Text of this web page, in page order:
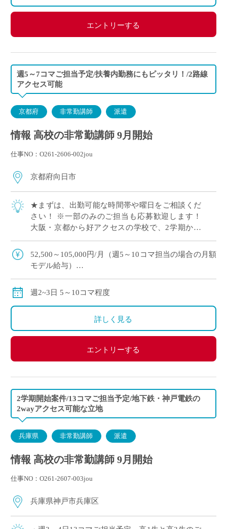
エントリーする
週5～7コマご担当予定/扶養内勤務にもピッタリ！/2路線
アクセス可能
京都府 非常勤講師 派遣
情報 高校の非常勤講師 9月開始
仕事NO：O261-2606-002jou
京都府向日市
★まずは、出勤可能な時間帯や曜日をご相談くだ
さい！ ※一部のみのご担当も応募歓迎します！
大阪・京都から好アクセスの学校で、2学期から
マ（週2日出勤）のご担当のため、無理な […]
52,500～105,000円/月（週5～10コマ担当の場合の月額
モデル給与）
週2~3日 5～10コマ程度
詳しく見る
エントリーする
2学期開始案件/13コマご担当予定/地下鉄・神戸電鉄の
2wayアクセス可能な立地
兵庫県 非常勤講師 派遣
情報 高校の非常勤講師 9月開始
仕事NO：O261-2607-003jou
兵庫県神戸市兵庫区